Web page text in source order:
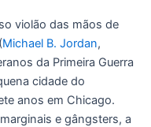
violão das mãos de
Michael B. Jordan,
da Primeira Guerra
cidade do
anos em Chicago.
e gângsters, a